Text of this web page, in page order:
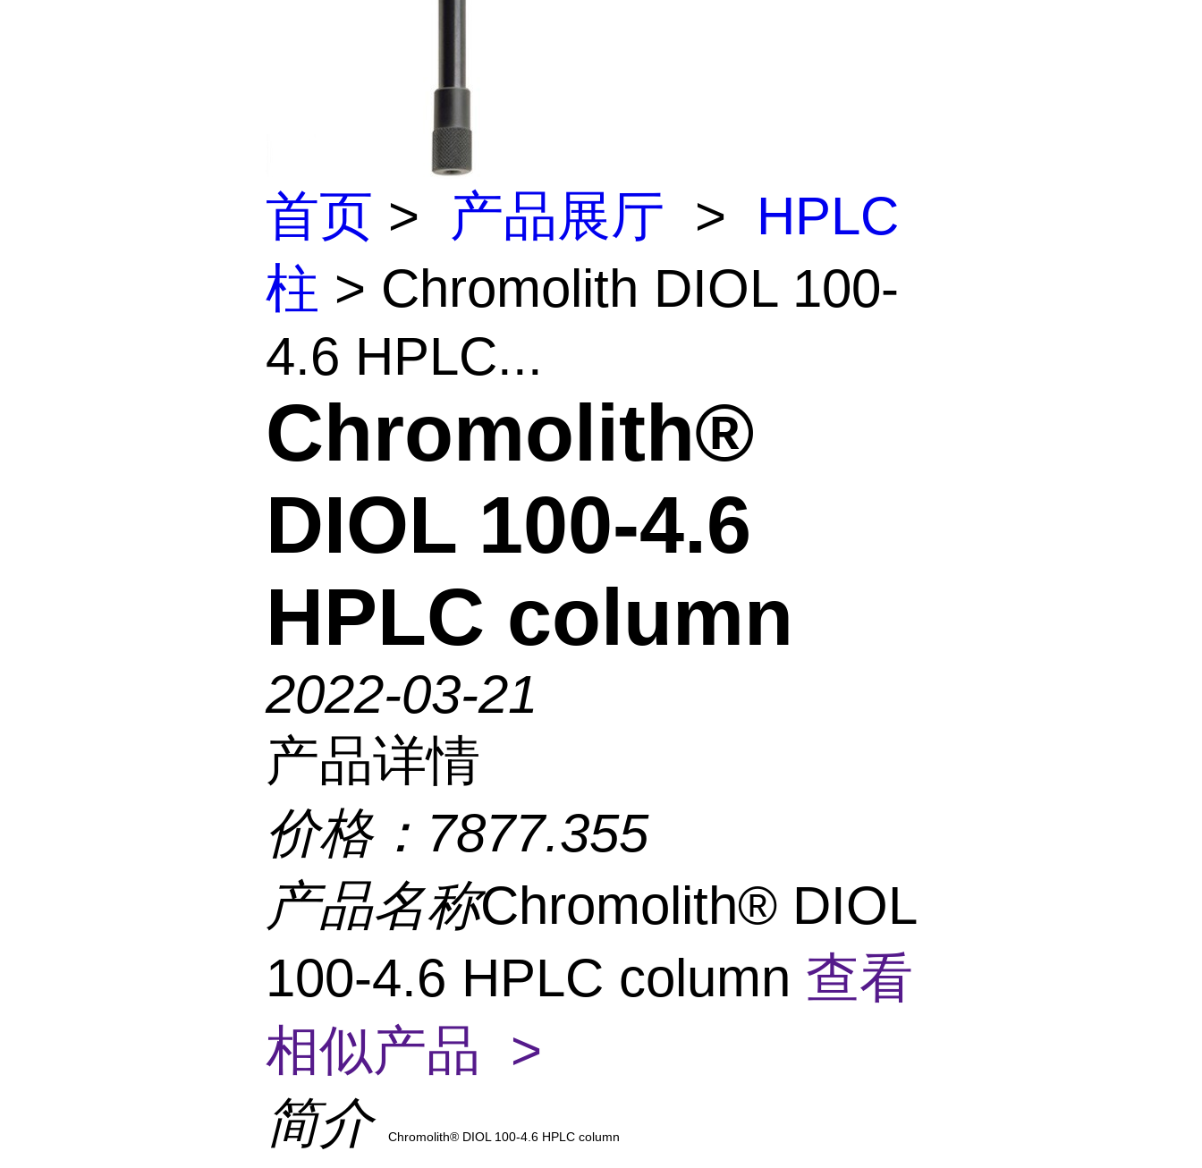
首页 > 产品展厅 >
HPLC
柱 > Chromolith DIOL 100-
4.6 HPLC...
Chromolith®
DIOL 100-4.6
HPLC column
2022-03-21
产品详情
价格： 7877.355
产品名称Chromolith® DIOL
100-4.6 HPLC column 查看
相似产品 >
简介
Chromolith® DIOL 100-4.6 HPLC column